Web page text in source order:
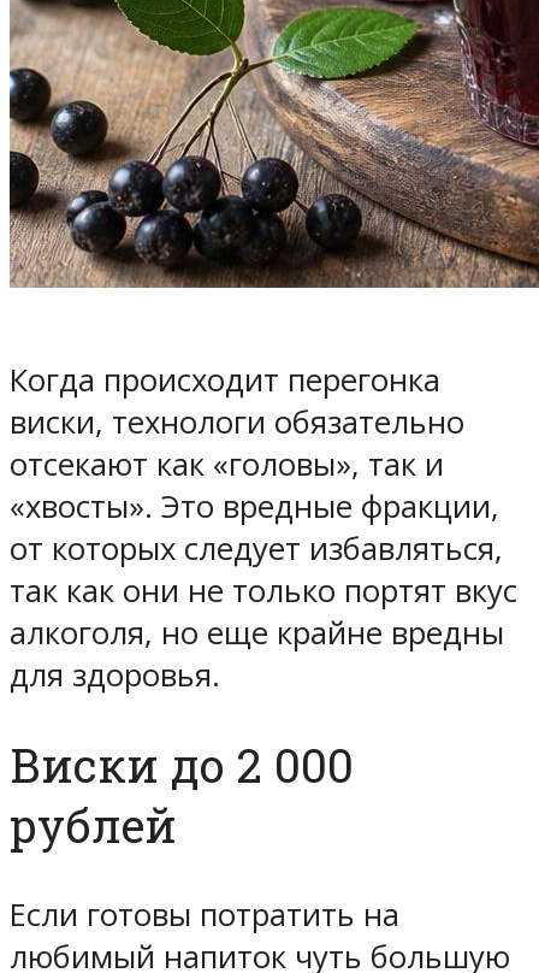
Когда происходит перегонка
виски, технологи обязательно
отсекают как «головы», так и
«хвосты». Это вредные фракции,
от которых следует избавляться,
так как они не только портят вкус
алкоголя, но еще крайне вредны
для здоровья.
Виски до 2 000
рублей
Если готовы потратить на
любимый напиток чуть большую